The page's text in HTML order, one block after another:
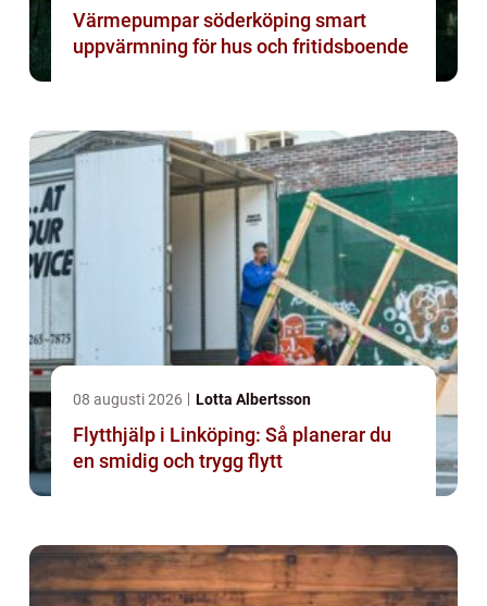
Värmepumpar söderköping smart
uppvärmning för hus och fritidsboende
08 augusti 2026 Lotta Albertsson
Flytthjälp i Linköping: Så planerar du
en smidig och trygg flytt